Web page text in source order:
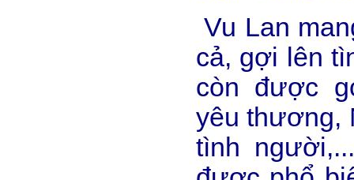
Vu Lan
cả, gợi lên
còn được
yêu thương,
tình